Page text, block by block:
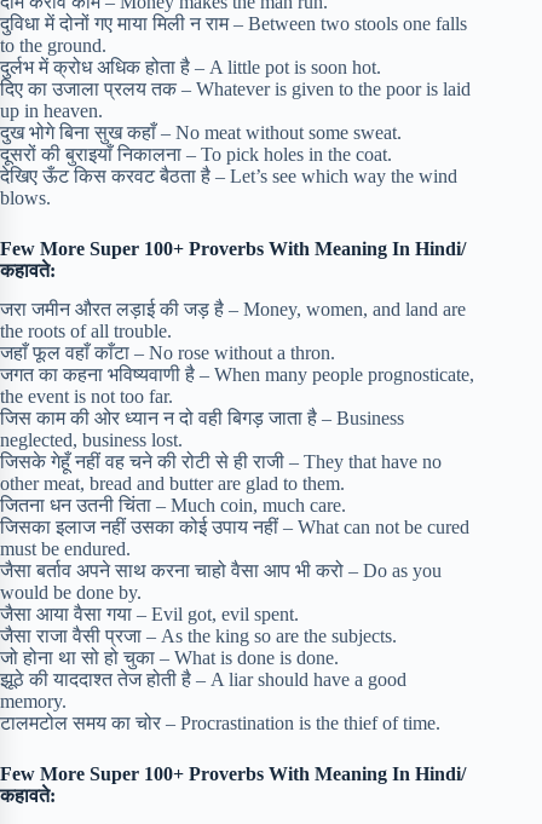
दुविधा में दोनों गए माया मिली न राम – Between two stools one falls
to the ground.
दुर्लभ में क्रोध अधिक होता है – A little pot is soon hot.
दिए का उजाला प्रलय तक – Whatever is given to the poor is laid
up in heaven.
दुख भोगे बिना सुख कहाँ – No meat without some sweat.
दूसरों की बुराइयाँ निकालना – To pick holes in the coat.
देखिए ऊँट किस करवट बैठता है – Let’s see which way the wind
blows.
Few More Super 100+ Proverbs With Meaning In Hindi/
कहावते:
जरा जमीन औरत लड़ाई की जड़ है – Money, women, and land are
the roots of all trouble.
जहाँ फूल वहाँ काँटा – No rose without a thron.
जगत का कहना भविष्यवाणी है – When many people prognosticate,
the event is not too far.
जिस काम की ओर ध्यान न दो वही बिगड़ जाता है – Business
neglected, business lost.
जिसके गेहूँ नहीं वह चने की रोटी से ही राजी – They that have no
other meat, bread and butter are glad to them.
जितना धन उतनी चिंता – Much coin, much care.
जिसका इलाज नहीं उसका कोई उपाय नहीं – What can not be cured
must be endured.
जैसा बर्ताव अपने साथ करना चाहो वैसा आप भी करो – Do as you
would be done by.
जैसा आया वैसा गया – Evil got, evil spent.
जैसा राजा वैसी प्रजा – As the king so are the subjects.
जो होना था सो हो चुका – What is done is done.
झूठे की याददाश्त तेज होती है – A liar should have a good
memory.
टालमटोल समय का चोर – Procrastination is the thief of time.
Few More Super 100+ Proverbs With Meaning In Hindi/
कहावते: